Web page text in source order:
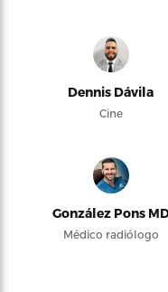
Dennis Dávila
Cine
González Pons
Médico radiólogo